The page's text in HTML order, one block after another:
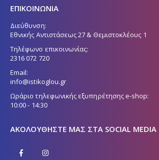
ΕΠΙΚΟΙΝΩΝΙΑ
Διεύθυνση:
Εθνικής Αντιστάσεως 27 & Θεμιστοκλέους 1
Τηλέφωνο επικοινωνίας:
2316 072 720
Email:
info@istikoglou.gr
Ωράριο τηλεφωνικής εξυπηρέτησης e-shop:
10:00 - 14:30
ΑΚΟΛΟΥΘΉΣΤΕ ΜΑΣ ΣΤΑ SOCIAL MEDIA